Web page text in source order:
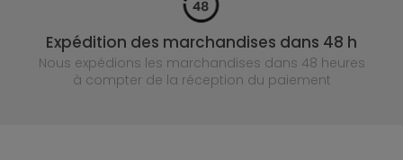
Expédition des marchandises dans 48 h
Nous expédions les marchandises dans 48 heures
à compter de la réception du paiement